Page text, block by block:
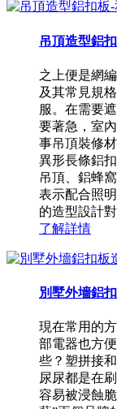
吊頂造型鋁
之上便是網
及其常見規
服。在需要
要著急，室
事吊頂裝修
異形長條鋁
吊頂、鋁蜂
表示配合照
的造型設計
了解詳情
別墅外墻鋁
現在常用的
部電器也方
些？塑拼接
尿尿都是在
容易被浸蝕